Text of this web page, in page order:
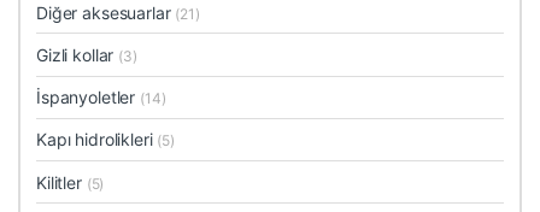
Diğer aksesuarlar (21)
Gizli kollar (3)
İspanyoletler (14)
Kapı hidrolikleri (5)
Kilitler (5)